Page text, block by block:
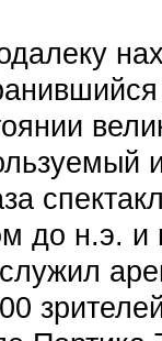
до н.э. и